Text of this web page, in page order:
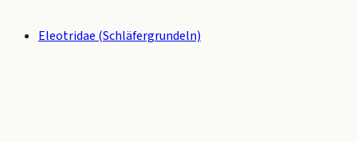
Eleotridae (Schläfergrundeln)